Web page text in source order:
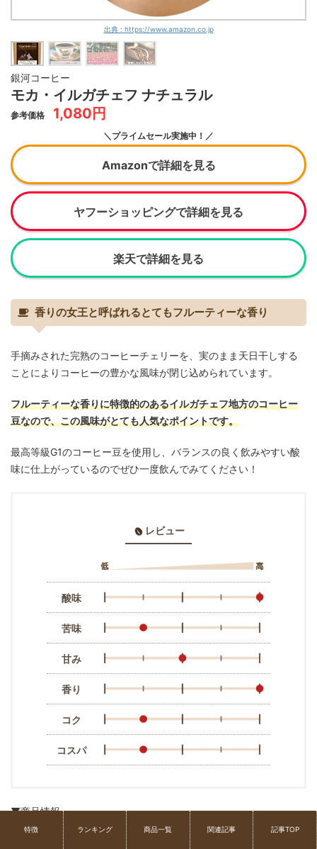
出典 : https://www.amazon.co.jp
銀河コーヒー
モカ・イルガチェフ ナチュラル
参考価格 1,080円
＼プライムセール実施中！／
Amazonで詳細を見る
ヤフーショッピングで詳細を見る
楽天で詳細を見る
香りの女王と呼ばれるとてもフルーティーな香り
手摘みされた完熟のコーヒーチェリーを、実のまま天日干しする
ことによりコーヒーの豊かな風味が閉じ込められています。
フルーティーな香りに特徴的のあるイルガチェフ地方のコーヒー
豆なので、この風味がとても人気なポイントです。
最高等級G1のコーヒー豆を使用し、バランスの良く飲みやすい酸
味に仕上がっているのでぜひ一度飲んでみてください！
レビュー
酸味
苦味
甘み
香り
コク
コスパ
▼商品情報
特徴 ランキング 商品一覧 関連記事 記事TOP